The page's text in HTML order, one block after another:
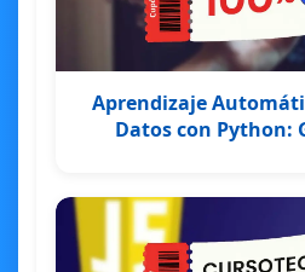
Aprendizaje
Datos con Python: